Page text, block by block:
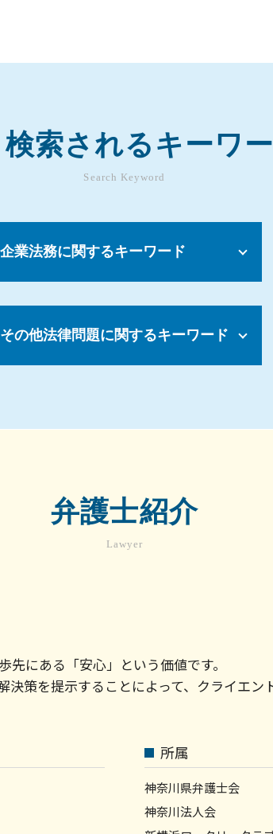
索されるキーワ
Search Keyword
企業法務に関するキーワード
パワハラ 再発防止
解雇 手順
コンプライアンス パワハラ
就業規則 福利厚生
解雇 要件
労使 紛争
コンプライアンス 法務
会社 解雇
その他法律問題に関するキーワード
会社 法務
契約書 リーガル チェックとは
債権 消滅時効
法律事務所 債権回収
債権回収の方法
顧問弁護士 メリット
売掛金 未回収
法人 破産 スケジュール
弁護士紹介
Lawyer
にある「安心」という価値です。
策を提示することによって、クライエン
所属
神奈川県弁護士会
神奈川法人会